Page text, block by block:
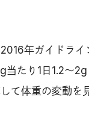
年ガイドラ
たり1日1.2〜
て体重の変動